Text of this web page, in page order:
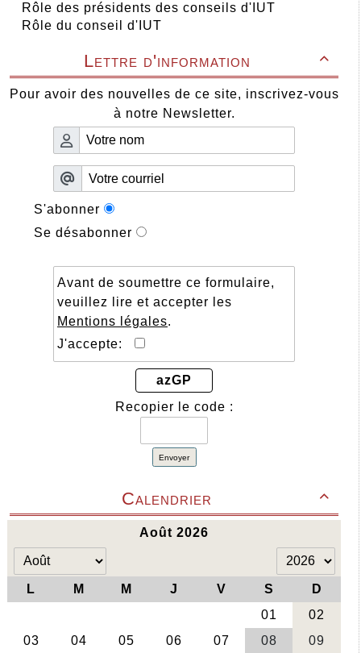
Rôle des présidents des conseils d'IUT
Rôle du conseil d'IUT

Lettre d'information
Pour avoir des nouvelles de ce site, inscrivez-vous
à notre Newsletter.
S'abonner
Se désabonner
Avant de soumettre ce formulaire,
veuillez lire et accepter les
Mentions légales.
J'accepte:
azGP
Recopier le code :
Envoyer

Calendrier